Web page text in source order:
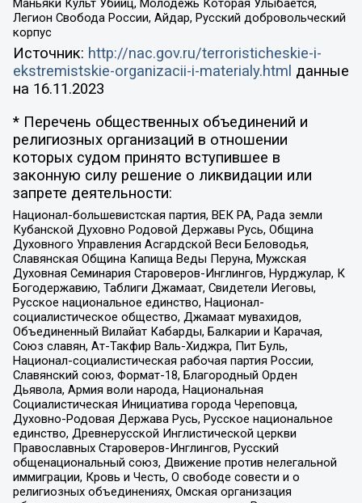
Маньяки Культ Убийц, Молодёжь Которая Улыбается,
Легион Свобода России, Айдар, Русский добровольческий
корпус
Источник: http://nac.gov.ru/terroristicheskie-i-
ekstremistskie-organizacii-i-materialy.html данные
на 16.11.2023
* Перечень общественных объединений и
религиозных организаций в отношении
которых судом принято вступившее в
законную силу решение о ликвидации или
запрете деятельности:
Национал-большевистская партия, ВЕК РА, Рада земли
Кубанской Духовно Родовой Державы Русь, Община
Духовного Управления Асгардской Веси Беловодья,
Славянская Община Капища Веды Перуна, Мужская
Духовная Семинария Староверов-Инглингов, Нурджулар, К
Богодержавию, Таблиги Джамаат, Свидетели Иеговы,
Русское национальное единство, Национал-
социалистическое общество, Джамаат мувахидов,
Объединенный Вилайат Кабарды, Балкарии и Карачая,
Союз славян, Ат-Такфир Валь-Хиджра, Пит Буль,
Национал-социалистическая рабочая партия России,
Славянский союз, Формат-18, Благородный Орден
Дьявола, Армия воли народа, Национальная
Социалистическая Инициатива города Череповца,
Духовно-Родовая Держава Русь, Русское национальное
единство, Древнерусской Инглистической церкви
Православных Староверов-Инглингов, Русский
общенациональный союз, Движение против нелегальной
иммиграции, Кровь и Честь, О свободе совести и о
религиозных объединениях, Омская организация